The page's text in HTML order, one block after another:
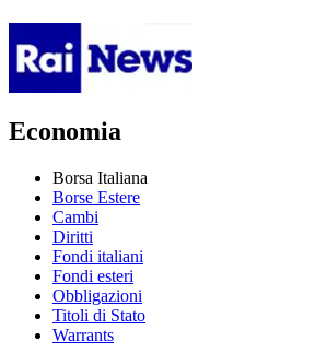
Economia
Borsa Italiana
Borse Estere
Cambi
Diritti
Fondi italiani
Fondi esteri
Obbligazioni
Titoli di Stato
Warrants